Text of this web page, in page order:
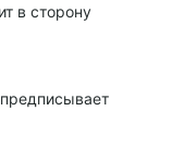
в сторону